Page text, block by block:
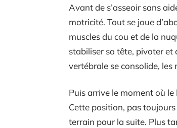
Avant de s’asseoir sans
motricité. Tout se joue
muscles du cou et de la
stabiliser sa tête, pivoter et
vertébrale se consolide,
Puis arrive le moment où
Cette position, pas
terrain pour la suite. Plus